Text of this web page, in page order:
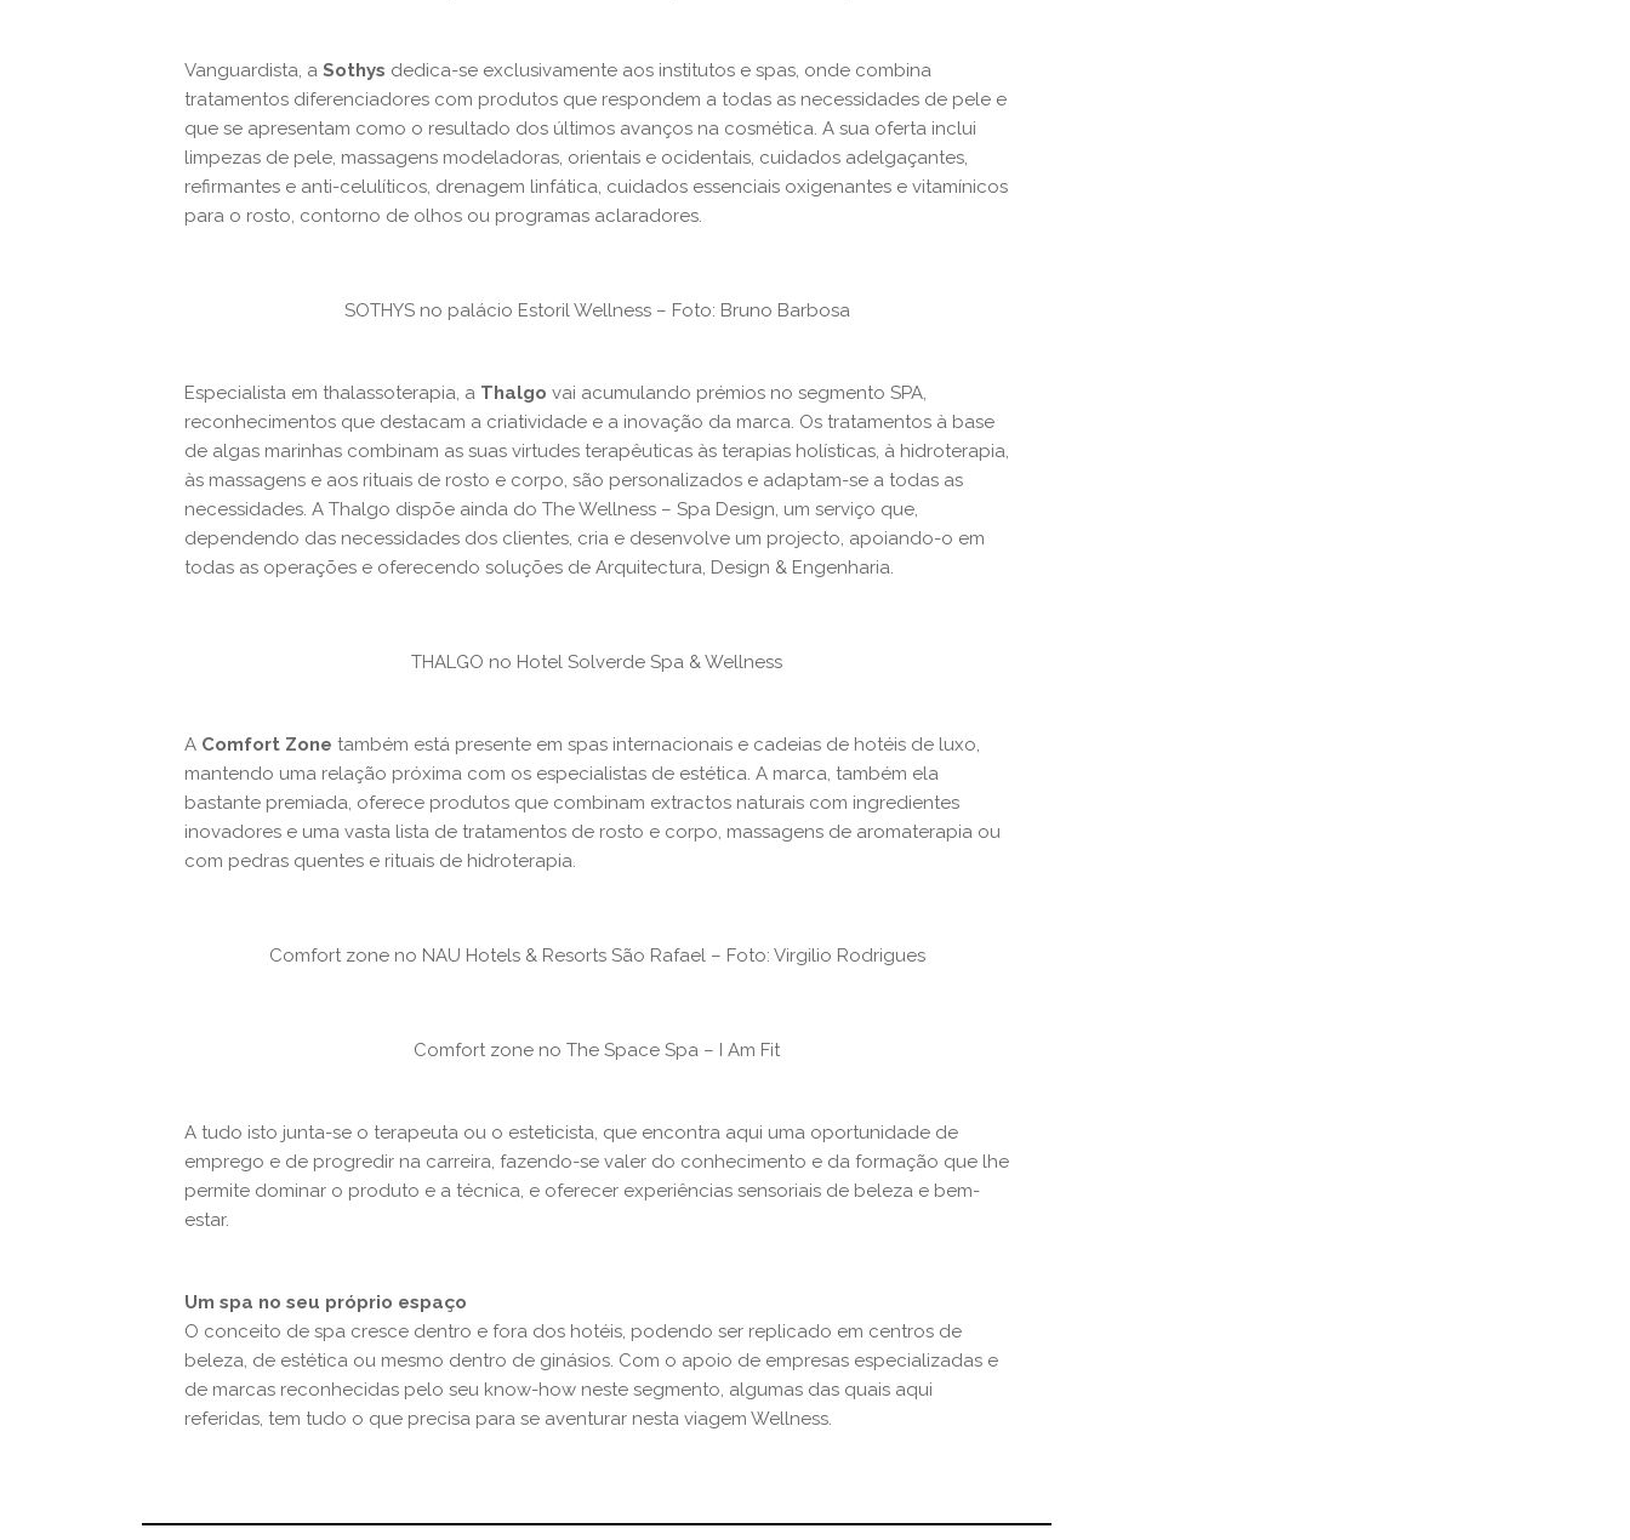
Vanguardista, a Sothys dedica-se exclusivamente aos institutos e spas, onde combina
tratamentos diferenciadores com produtos que respondem a todas as necessidades de pele e
que se apresentam como o resultado dos últimos avanços na cosmética. A sua oferta inclui
limpezas de pele, massagens modeladoras, orientais e ocidentais, cuidados adelgaçantes,
refirmantes e anti-celulíticos, drenagem linfática, cuidados essenciais oxigenantes e vitamínicos
para o rosto, contorno de olhos ou programas aclaradores.
SOTHYS no palácio Estoril Wellness – Foto: Bruno Barbosa
Especialista em thalassoterapia, a Thalgo vai acumulando prémios no segmento SPA,
reconhecimentos que destacam a criatividade e a inovação da marca. Os tratamentos à base
de algas marinhas combinam as suas virtudes terapêuticas às terapias holísticas, à hidroterapia,
às massagens e aos rituais de rosto e corpo, são personalizados e adaptam-se a todas as
necessidades. A Thalgo dispõe ainda do The Wellness – Spa Design, um serviço que,
dependendo das necessidades dos clientes, cria e desenvolve um projecto, apoiando-o em
todas as operações e oferecendo soluções de Arquitectura, Design & Engenharia.
THALGO no Hotel Solverde Spa & Wellness
A Comfort Zone também está presente em spas internacionais e cadeias de hotéis de luxo,
mantendo uma relação próxima com os especialistas de estética. A marca, também ela
bastante premiada, oferece produtos que combinam extractos naturais com ingredientes
inovadores e uma vasta lista de tratamentos de rosto e corpo, massagens de aromaterapia ou
com pedras quentes e rituais de hidroterapia.
Comfort zone no NAU Hotels & Resorts São Rafael – Foto: Virgilio Rodrigues
Comfort zone no The Space Spa – I Am Fit
A tudo isto junta-se o terapeuta ou o esteticista, que encontra aqui uma oportunidade de
emprego e de progredir na carreira, fazendo-se valer do conhecimento e da formação que lhe
permite dominar o produto e a técnica, e oferecer experiências sensoriais de beleza e bem-
estar.
Um spa no seu próprio espaço
O conceito de spa cresce dentro e fora dos hotéis, podendo ser replicado em centros de
beleza, de estética ou mesmo dentro de ginásios. Com o apoio de empresas especializadas e
de marcas reconhecidas pelo seu know-how neste segmento, algumas das quais aqui
referidas, tem tudo o que precisa para se aventurar nesta viagem Wellness.